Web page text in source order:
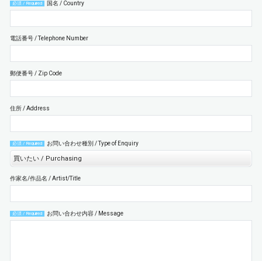
画廊紹介
About Us Buying Art Enquiry
必須 / Required 国名 / Country
電話番号 / Telephone Number
郵便番号 / Zip Code
住所 / Address
必須 / Required お問い合わせ種別 / Type of Enquiry
作家名/作品名 / Artist/Title
必須 / Required お問い合わせ内容 / Message